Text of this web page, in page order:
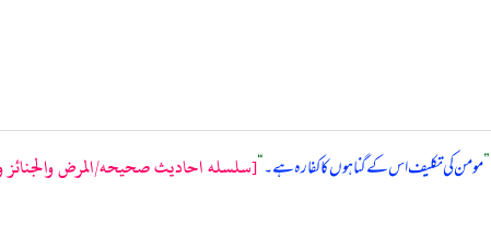
”مومن کی تکلیف اس کے گناہوں کا کفارہ ہے۔“[سلسله احاديث صحيحه/المرض والجنائز